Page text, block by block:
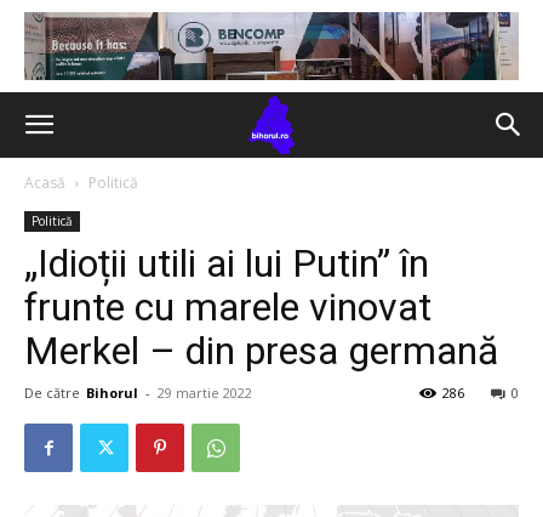
Acasă Politică
Politică
„Idioții utili ai lui Putin” în
frunte cu marele vinovat
Merkel – din presa germană
De către Bihorul - 29 martie 2022 0
286